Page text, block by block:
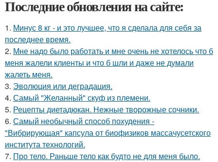
Последние обновления на сайте:
1. Минус 8 кг - и это лучшее, что я сделала для себя за
последнее время.
2. Мне надо было работать и мне очень не хотелось что б
меня жалели клиенты и что б шли и даже не думали
жалеть меня.
3. Эволюция или деградация.
4. Самый "Желанный" скуф из племени.
5. Рецепты диетадюкан. Нежные творожные сочники.
6. Самый необычный способ похудения -
"Вибрирующая" капсула от биофизиков массачусетского
института технологий.
7. Про тело. Раньше тело как будто не для меня было.